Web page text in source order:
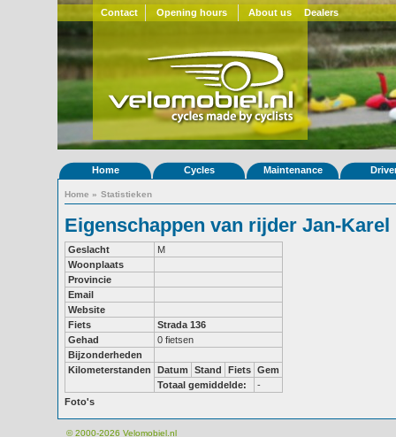
Contact Opening hours About us Dealers
Home Cycles Maintenance
Home » Statistieken
Eigenschappen van rijder Jan-Karel
Geslacht
M
Woonplaats
Provincie
Email
Website
Fiets
Strada 136
Gehad
0 fietsen
Bijzonderheden
Kilometerstanden
Datum Stand Fiets Gem
Totaal gemiddelde:
-
Foto's
© 2000-2026 Velomobiel.nl